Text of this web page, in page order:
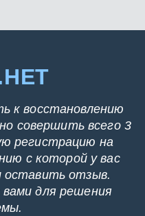
к восстановлению
совершить всего 3
регистрацию на
с которой у вас
оставить отзыв.
для решения